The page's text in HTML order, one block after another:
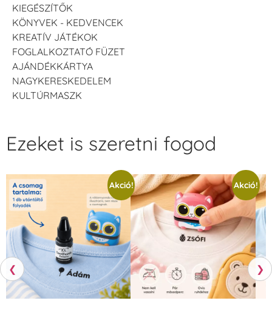
KIEGÉSZÍTŐK
KÖNYVEK - KEDVENCEK
KREATÍV JÁTÉKOK
FOGLALKOZTATÓ FÜZET
AJÁNDÉKKÁRTYA
NAGYKERESKEDELEM
KULTÚRMASZK
❮
Ezeket is szeretni fogod
Akció! Akció!
❯